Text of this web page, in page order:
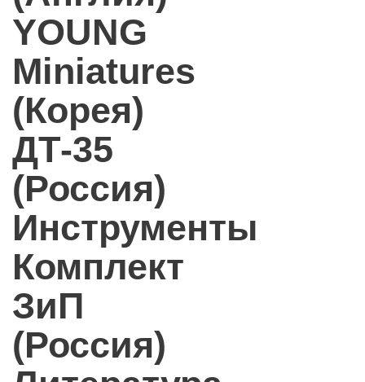
YOUNG
Miniatures
(Корея)
ДТ-35
(Россия)
Инструменты
Комплект
ЗиП
(Россия)